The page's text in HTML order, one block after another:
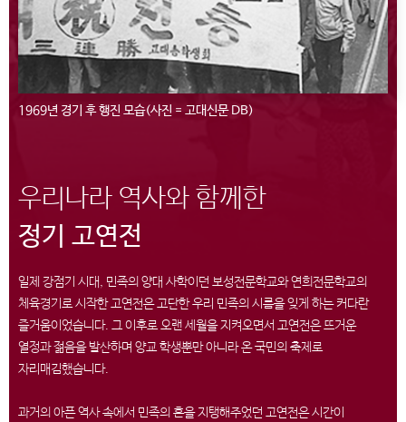
1969년 경기 후 행진 모습(사진 = 고대신문 DB)
우리나라 역사와 함께한
정기 고연전
일제 강점기 시대, 민족의 양대 사학이던 보성전문학교와 연희전문학교의
체육경기로 시작한 고연전은 고단한 우리 민족의 시름을 잊게 하는 커다란
즐거움이었습니다. 그 이후로 오랜 세월을 지켜오면서 고연전은 뜨거운
열정과 젊음을 발산하며 양교 학생뿐만 아니라 온 국민의 축제로
자리매김했습니다.
과거의 아픈 역사 속에서 민족의 혼을 지탱해주었던 고연전은 시간이